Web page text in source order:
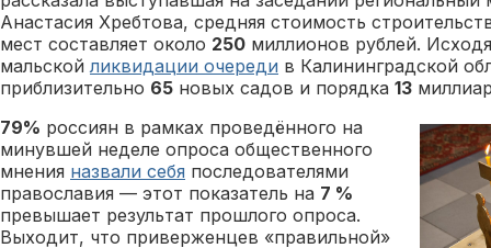
Анастасия Хребтова, средняя стоимость
мест составляет около 250 миллионов рублей.
мальскойликвидации очереди в Калининградской
приблизительно 65 новых садов и порядка 13
79% россиян в рамках проведённого на
минувшей неделе опроса общественного
мнения назвали себя последователями
православия — этот показатель на 7 %
превышает результат прошлого опроса.
Выходит, что приверженцев «правильной»